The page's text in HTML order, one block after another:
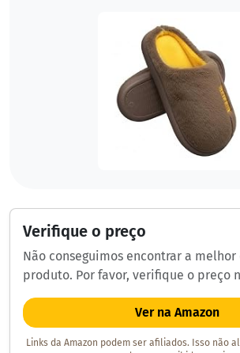
Verifique o preço
Não conseguimos encontrar a
produto. Por favor, verifique o preço
Ver na Amazon
Links da Amazon podem ser afiliados. Isso não